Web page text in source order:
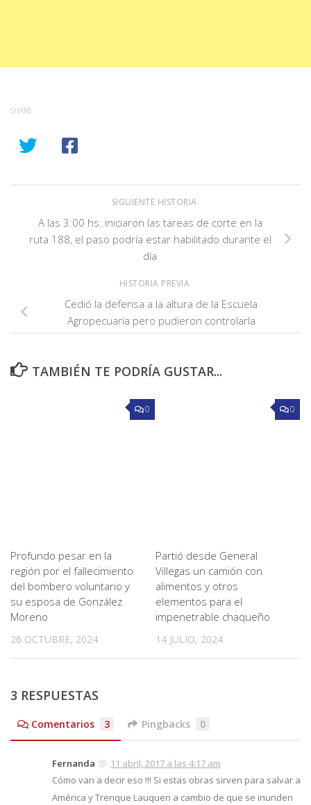
SHARE
SIGUIENTE HISTORIA
A las 3:00 hs. iniciaron las tareas de corte en la
ruta 188, el paso podría estar habilitado durante el
día
HISTORIA PREVIA
Cedió la defensa a la altura de la Escuela
Agropecuaria pero pudieron controlarla
TAMBIÉN TE PODRÍA GUSTAR...
0
Profundo pesar en la
región por el fallecimiento
del bombero voluntario y
su esposa de González
Moreno
26 OCTUBRE, 2024
0
Partió desde General
Villegas un camión con
alimentos y otros
elementos para el
impenetrable chaqueño
14 JULIO, 2024
3 RESPUESTAS
Comentarios 3 Pingbacks 0
Fernanda
11 abril, 2017 a las 4:17 am
Cómo van a decir eso !!! Si estas obras sirven para salvar a
América y Trenque Lauquen a cambio de que se inunden